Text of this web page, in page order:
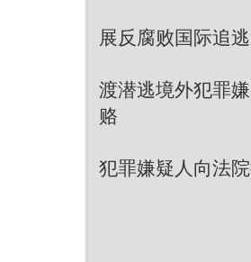
展反腐败国际追
渡潜逃境外犯罪
赂
犯罪嫌疑人向法